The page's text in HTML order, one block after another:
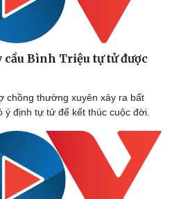
Bình Triệu tự tử được
chồng thường xuyên xảy ra bất
ý định tự tử để kết thúc cuộc đời.